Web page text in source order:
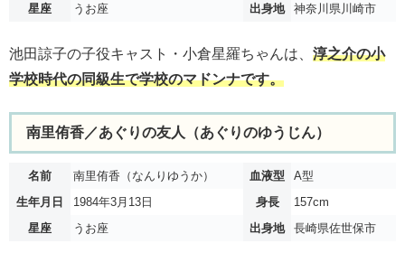
星座
うお座 出身地 神奈川県川崎市
池田諒子の子役キャスト・小倉星羅ちゃんは、 淳之介の小
学校時代の同級生で学校のマドンナです。
南里侑香／あぐりの友人（あぐりのゆうじん）
名前 南里侑香（なんりゆうか） 血液型
A型
生年月日
1984年3月13日 身長
157cm
星座
うお座 出身地 長崎県佐世保市